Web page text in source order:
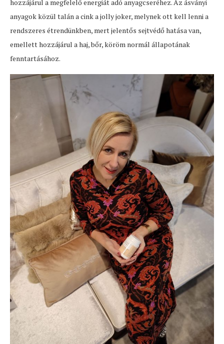
hozzájárul a megfelelő energiát adó anyagcseréhez. Az ásványi
anyagok közül talán a cink a jolly joker, melynek ott kell lenni a
rendszeres étrendünkben, mert jelentős sejtvédő hatása van,
emellett hozzájárul a haj, bőr, köröm normál állapotának
fenntartásához.